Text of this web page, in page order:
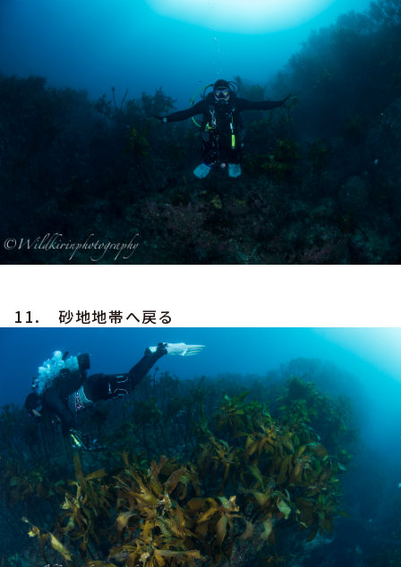
11. 砂地地帯へ戻る